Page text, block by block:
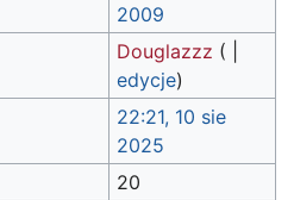
2009
Douglazzz (
edycje)
22:21, 10 sie
2025
20